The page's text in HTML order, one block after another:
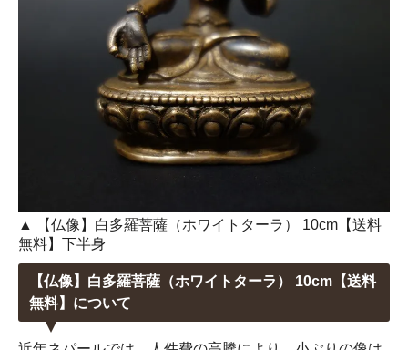
▲ 【仏像】白多羅菩薩（ホワイトターラ） 10cm【送料
無料】下半身
【仏像】白多羅菩薩（ホワイトターラ） 10cm【送料
無料】について